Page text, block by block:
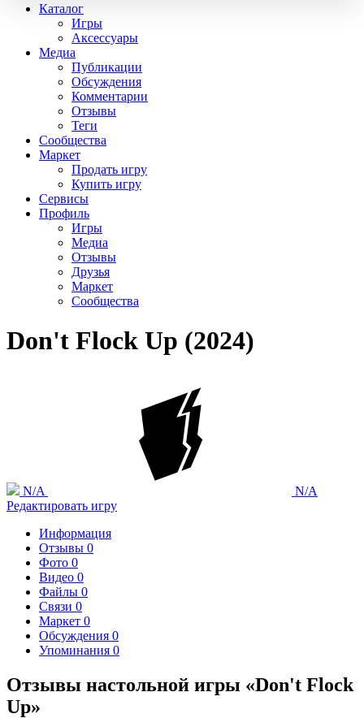
Каталог
Игры
Аксессуары
Медиа
Публикации
Обсуждения
Комментарии
Отзывы
Теги
Сообщества
Маркет
Продать игру
Купить игру
Сервисы
Профиль
Игры
Медиа
Отзывы
Друзья
Маркет
Сообщества
Don't Flock Up (2024)
N/A
N/A
Редактировать игру
Информация
Отзывы 0
Фото 0
Видео 0
Файлы 0
Связи 0
Маркет 0
Обсуждения 0
Упоминания 0
Отзывы настольной игры «Don't Flock
Up»